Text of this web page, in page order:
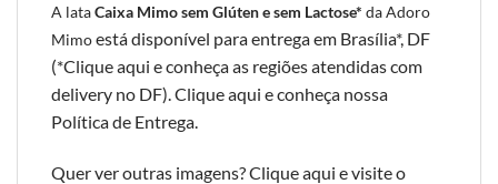
A lataCaixa Mimo sem Glúten e sem Lactose* da Adoro
Mimoestá disponível para entrega em Brasília*, DF
(*Clique aqui e conheça as regiões atendidas com
delivery no DF). Clique aqui e conheça nossa
Política de Entrega
Quer ver outras imagens?Clique aqui e visite o